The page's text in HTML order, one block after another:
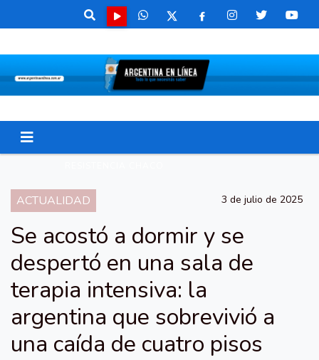
ACTUALIDAD 3 de julio de 2025
Se acostó a dormir y se
despertó en una sala de
terapia intensiva: la
argentina que sobrevivió a
una caída de cuatro pisos